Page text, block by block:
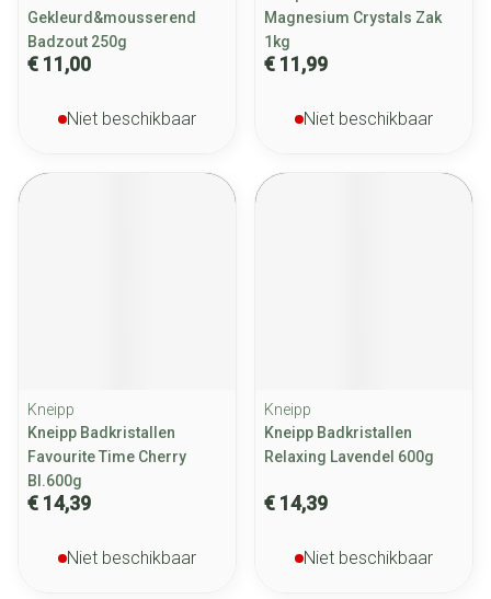
Gekleurd&mousserend
Badzout 250g
€ 11,00
Niet beschikbaar
Magnesium Crystals Zak
1kg
€ 11,99
Niet beschikbaar
Kneipp
Kneipp Badkristallen
Favourite Time Cherry
Bl.600g
€ 14,39
Niet beschikbaar
Kneipp
Kneipp Badkristallen
Relaxing Lavendel 600g
€ 14,39
Niet beschikbaar